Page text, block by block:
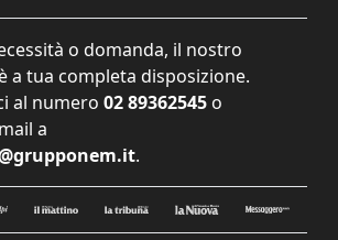
o domanda, il nostro
a tua completa disposizione.
al numero 02 89362545 o
a
.